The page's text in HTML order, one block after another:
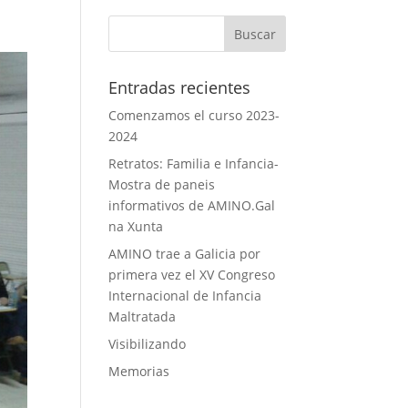
Entradas recientes
Comenzamos el curso 2023-
2024
Retratos: Familia e Infancia-
Mostra de paneis
informativos de AMINO.Gal
na Xunta
AMINO trae a Galicia por
primera vez el XV Congreso
Internacional de Infancia
Maltratada
Visibilizando
Memorias